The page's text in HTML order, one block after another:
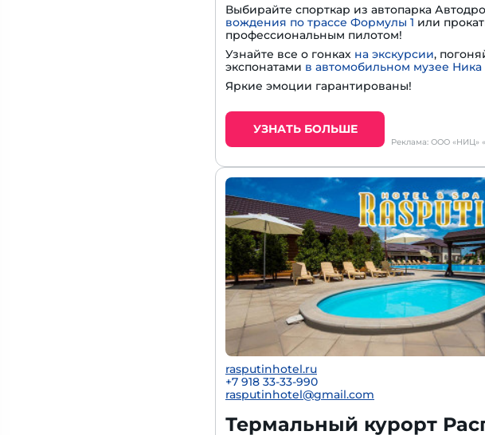
Выбирайте спорткар из автопарка
вождения по трассе Формулы 1 или
профессиональным пилотом!
Узнайте все о гонках на экскурсии,
экспонатами в автомобильном музее
Яркие эмоции гарантированы!
УЗНАТЬ БОЛЬШЕ
Реклама: ООО «НИЦ»
rasputinhotel.ru
+7 918 33-33-990
rasputinhotel@gmail.com
Термальный курорт